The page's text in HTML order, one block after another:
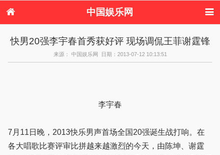
中国娱乐网
电视剧
演唱会 综艺节目
偶像活动
快男20强李宇春首秀获好评 现场调侃王菲谢霆锋
来源： 中国娱乐网 日期：2013-07-12 10:13:51
李宇春
7月11日晚，2013快乐男声首场全国20强诞生战打响。在
各大唱歌比赛评审比拼越来越激烈的今天，由陈坤、谢霆